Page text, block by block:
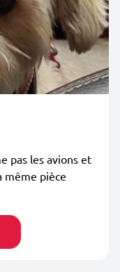
pas les avions et
même pièce